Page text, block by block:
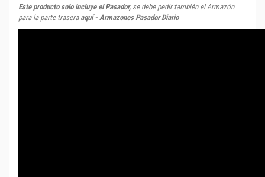
Este producto solo incluye el Pasador, se debe pedir también el Armazón
para la parte trasera aquí - Armazones Pasador Diario